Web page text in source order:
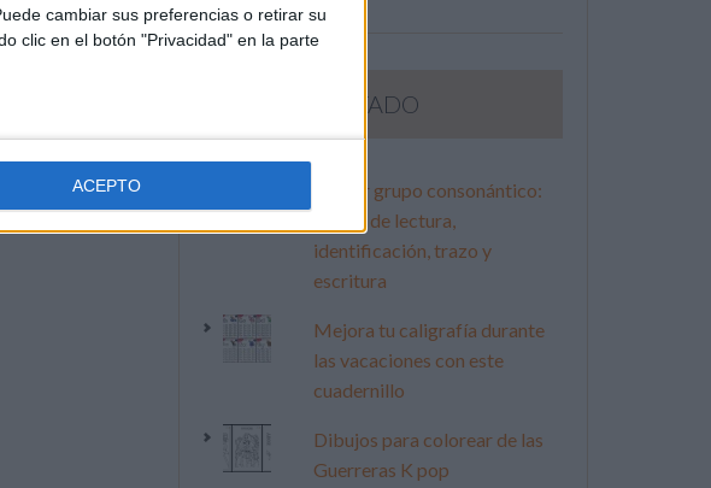
cambiar sus preferencias o retirar su
clic en el botón "Privacidad" en la parte
ACEPTO
LO MÁS VISITADO
Primer grupo consonántico:
Fichas de lectura,
identificación, trazo y
escritura
Mejora tu caligrafía durante
las vacaciones con este
cuadernillo
Dibujos para colorear de las
Guerreras K pop